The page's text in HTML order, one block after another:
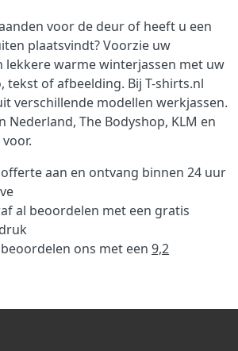
voor de deur of heeft u een
plaatsvindt? Voorzie uw
lekkere warme winterjassen met uw
tekst of afbeelding. Bij T-shirts.nl
verschillende modellen werkjassen.
Nederland, The Bodyshop, KLM en
aan en ontvang binnen 24 uur
al beoordelen met een gratis
ons met een 9,2